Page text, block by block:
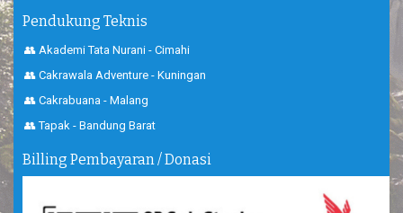
Pendukung Teknis
👥 Akademi Tata Nurani - Cimahi
👥 Cakrawala Adventure - Kuningan
👥 Cakrabuana - Malang
👥 Tapak - Bandung Barat
Billing Pembayaran / Donasi